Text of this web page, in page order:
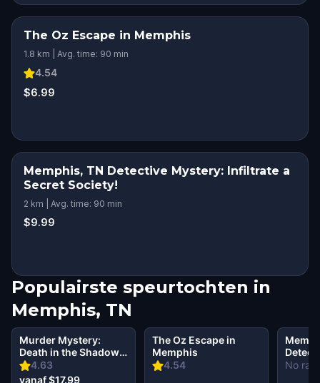
The Oz Escape in Memphis
1.8 km | Avg. time: 90 min
4.54
$6.99
Memphis, TN Detective Mystery: Infiltrate a
Secret Society!
2 km | Avg. time: 90 min
$9.99
Populairste speurtochten in
Memphis, TN
4.63
Murder Mystery:
Death in the Shadows
in Memphis, TN
vanaf $17.99
4.54
The Oz Escape in
Memphis
No